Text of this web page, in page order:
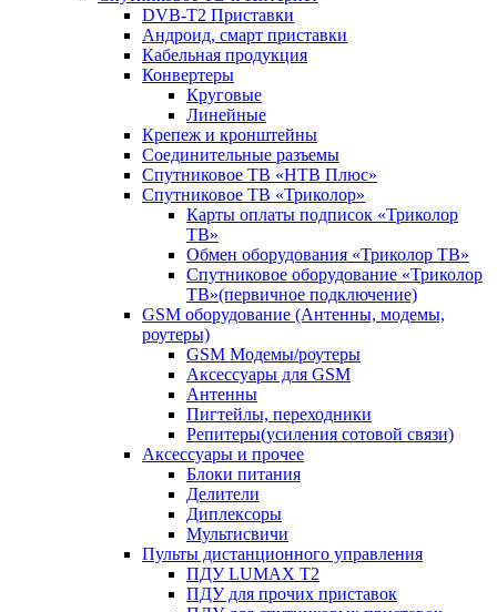
DVB-Т2 Приставки
Андроид, смарт приставки
Кабельная продукция
Конвертеры
Круговые
Линейные
Крепеж и кронштейны
Соединительные разъемы
Спутниковое ТВ «НТВ Плюс»
Спутниковое ТВ «Триколор»
Карты оплаты подписок «Триколор
ТВ»
Обмен оборудования «Триколор ТВ»
Спутниковое оборудование «Триколор
ТВ»(первичное подключение)
GSM оборудование (Антенны, модемы,
роутеры)
GSM Модемы/роутеры
Аксессуары для GSM
Антенны
Пигтейлы, переходники
Репитеры(усиления сотовой связи)
Аксессуары и прочее
Блоки питания
Делители
Диплексоры
Мультисвичи
Пульты дистанционного управления
ПДУ LUMAX Т2
ПДУ для прочих приставок